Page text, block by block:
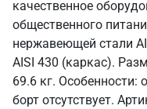
качественное
общественного
нержавеющей стали
AISI 430 (каркас).
69.6 кг. Особенности:
борт отсутствует.